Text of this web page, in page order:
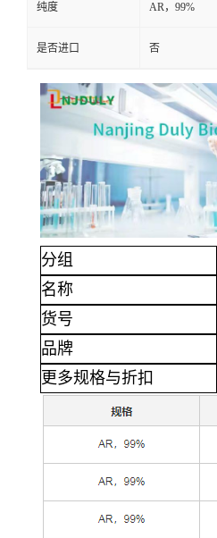
纯度 AR，99%
是否进口 否
分组
名称
货号
品牌
更多规格与折扣